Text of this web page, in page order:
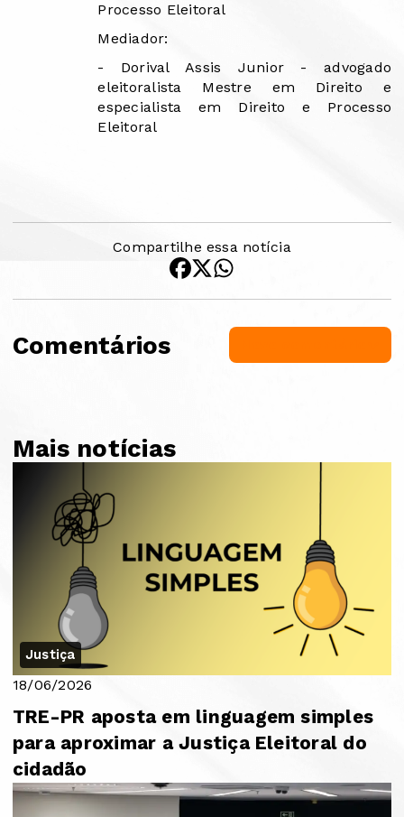
Processo Eleitoral
Mediador:
- Dorival Assis Junior - advogado
eleitoralista Mestre em Direito e
especialista em Direito e Processo
Eleitoral
Compartilhe essa notícia
Comentários
Mais notícias
Justiça
18/06/2026
TRE-PR aposta em linguagem simples
para aproximar a Justiça Eleitoral do
cidadão